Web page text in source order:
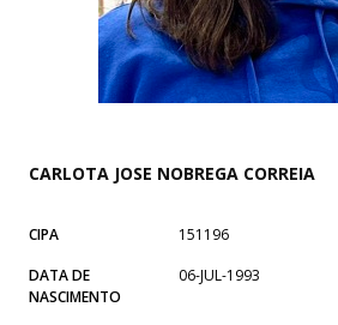
CARLOTA JOSE NOBREGA CORREIA
CIPA
151196
DATA DE
NASCIMENTO
06-JUL-1993